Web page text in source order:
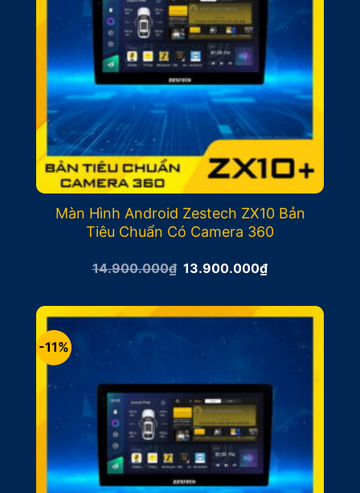
Màn Hình Android Zestech ZX10 Bản
Tiêu Chuẩn Có Camera 360
14.900.000₫ Giá
14.900.000₫.
13.900.000₫Giá
là:
13.900.000₫.
-11%